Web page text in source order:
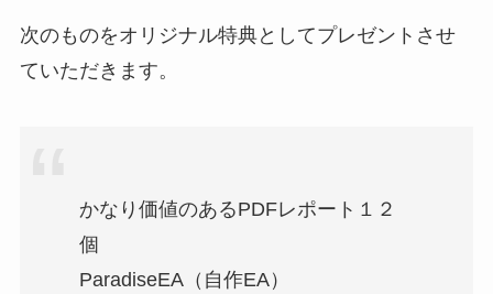
次のものをオリジナル特典としてプレゼントさせ
ていただきます。
かなり価値のあるPDFレポート１２
個
ParadiseEA（自作EA）